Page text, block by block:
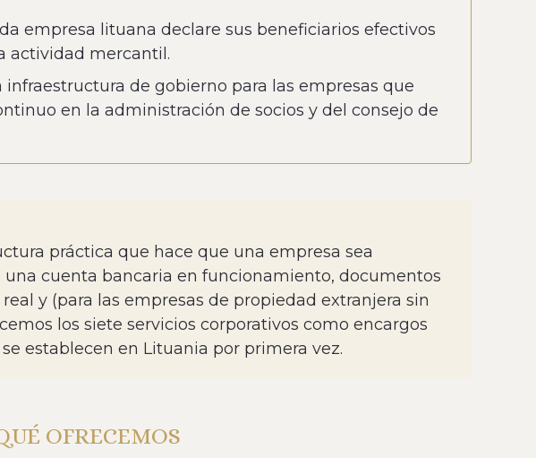
empresa lituana declare sus beneficiarios efectivos
actividad mercantil.
de gobierno para las empresas que
en la administración de socios y del consejo de
práctica que hace que una empresa sea
cuenta bancaria en funcionamiento, documentos
y (para las empresas de propiedad extranjera sin
los siete servicios corporativos como encargos
establecen en Lituania por primera vez.
OFRECEMOS